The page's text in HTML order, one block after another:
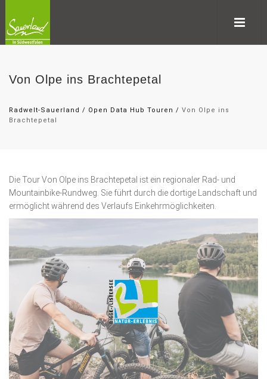
Von Olpe ins Brachtepetal
Radwelt-Sauerland / Open Data Hub Touren / Von Olpe ins
Brachtepetal
Die Tour Von Olpe ins Brachtepetal ist ein regionaler Rad- und
Mountainbike-Rundweg. Sie führt durch die dortige Landschaft und
ermöglicht während des Verlaufs Einkehrmöglichkeiten.